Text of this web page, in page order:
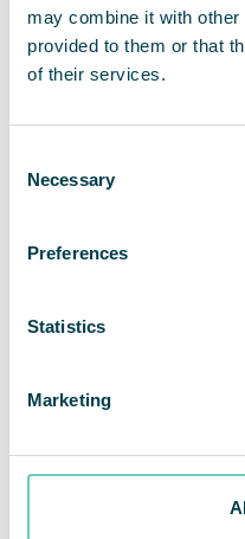
may combine it with other
provided to them or that
of their services.
Selection
Necessary
Preferences
Statistics
Marketing